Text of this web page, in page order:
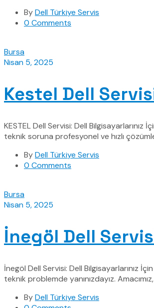
ByDell Türkiye Servis
0 Comments
Bursa
Nisan 5, 2025
Kestel Dell
KESTEL Dell Servisi: Dell
teknik soruna profesyonel ve hızlı
ByDell Türkiye Servis
0 Comments
Bursa
Nisan 5, 2025
İnegöl Dell
İnegöl Dell Servisi: Dell Bilgisayarlarınız
teknik problemde yanınızdayız.
ByDell Türkiye Servis